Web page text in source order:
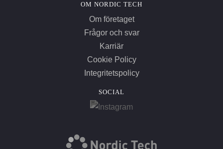
OM NORDIC TECH
Om företaget
Frågor och svar
Karriär
Cookie Policy
Integritetspolicy
SOCIAL